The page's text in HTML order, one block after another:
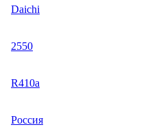
Daichi
2550
R410a
Россия